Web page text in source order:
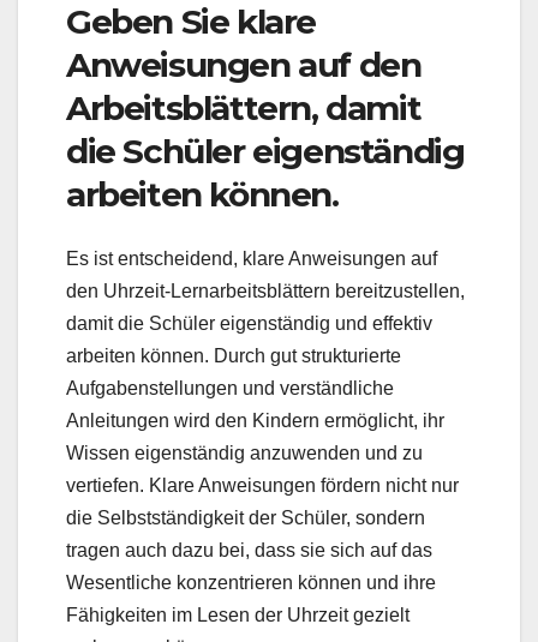
Geben Sie klare
Anweisungen auf den
Arbeitsblättern, damit
die Schüler eigenständig
arbeiten können.
Es ist entscheidend, klare Anweisungen auf
den Uhrzeit-Lernarbeitsblättern bereitzustellen,
damit die Schüler eigenständig und effektiv
arbeiten können. Durch gut strukturierte
Aufgabenstellungen und verständliche
Anleitungen wird den Kindern ermöglicht, ihr
Wissen eigenständig anzuwenden und zu
vertiefen. Klare Anweisungen fördern nicht nur
die Selbstständigkeit der Schüler, sondern
tragen auch dazu bei, dass sie sich auf das
Wesentliche konzentrieren können und ihre
Fähigkeiten im Lesen der Uhrzeit gezielt